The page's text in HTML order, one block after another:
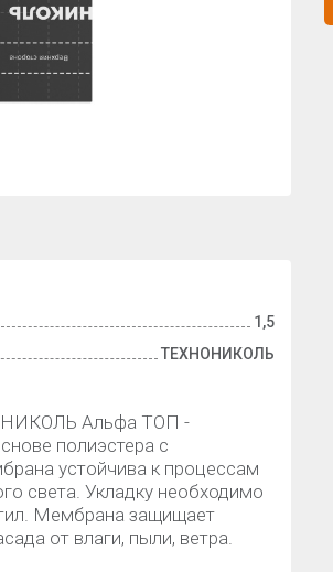
1,5
ТЕХНОНИКОЛЬ
Альфа ТОП -
полиэстера с
устойчива к процессам
света. Укладку необходимо
Мембрана защищает
от влаги, пыли, ветра.